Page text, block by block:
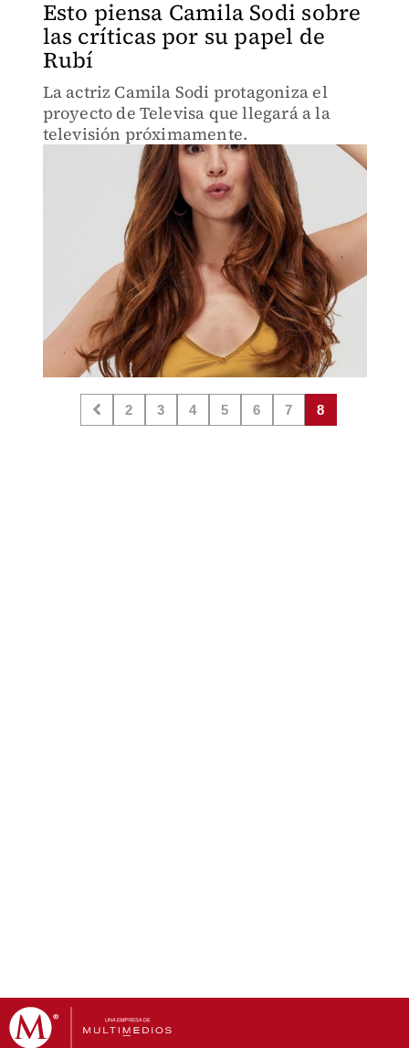
Esto piensa Camila Sodi sobre
las críticas por su papel de
Rubí
La actriz Camila Sodi protagoniza el
proyecto de Televisa que llegará a la
televisión próximamente.
2 3 4 5 6 7 8